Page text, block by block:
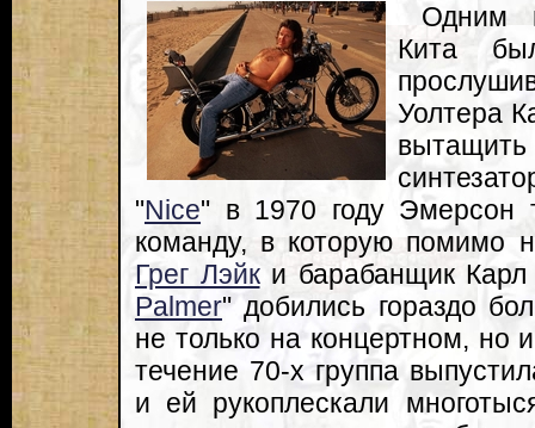
Одним
Кита
Уолтера
"Nice" в 1970 году Эмерсон
команду, в которую помимо
Грег Лэйки барабанщик
Palmer" добились гораздо
не только на концертном,
течение 70-х группа
и ей рукоплескали